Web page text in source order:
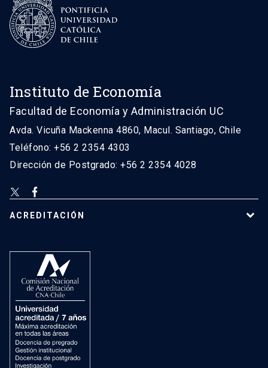
Instituto de Economía
Facultad de Economía y Administración UC
Avda. Vicuña Mackenna 4860, Macul. Santiago, Chile
Teléfono: +56 2 2354 4303
Dirección de Postgrado: +56 2 2354 4028
ACREDITACIÓN